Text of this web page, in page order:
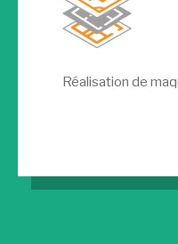
Réalisation de